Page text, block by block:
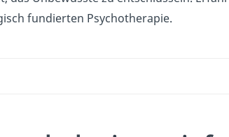
fundierten Psychotherapie.